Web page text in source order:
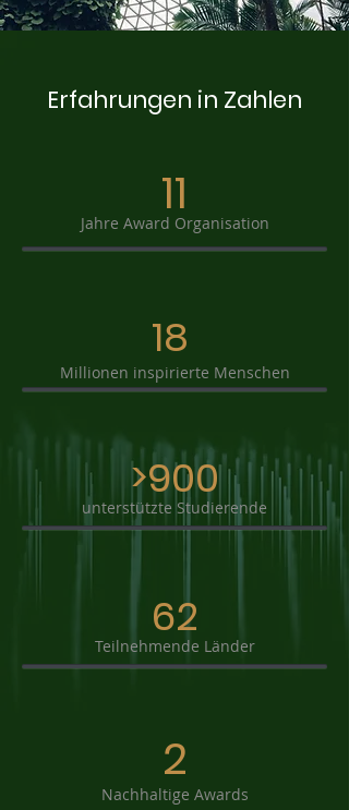
Erfahrungen in Zahlen
11
Jahre Award Organisation
18
Millionen inspirierte Menschen
>900
unterstützte Studierende
62
Teilnehmende Länder
2
Nachhaltige Awards